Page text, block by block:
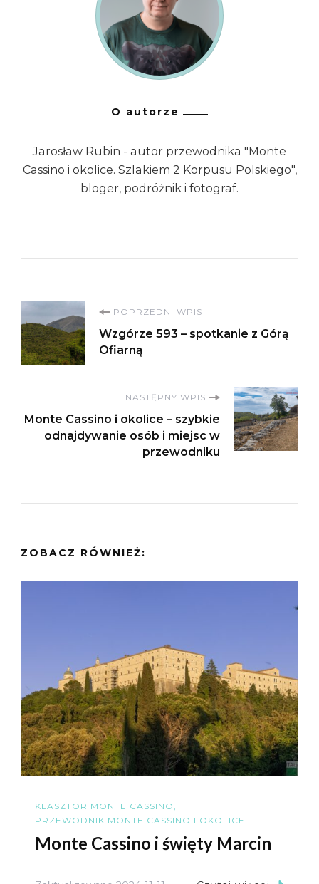
O autorze
Jarosław Rubin - autor przewodnika "Monte
Cassino i okolice. Szlakiem 2 Korpusu Polskiego",
bloger, podróżnik i fotograf.
Nawigacja
wpisu
POPRZEDNI WPIS
Wzgórze 593 – spotkanie z Górą
Ofiarną
NASTĘPNY WPIS
Monte Cassino i okolice – szybkie
odnajdywanie osób i miejsc w
przewodniku
ZOBACZ RÓWNIEŻ:
KLASZTOR MONTE CASSINO
PRZEWODNIK MONTE CASSINO I OKOLICE
Monte Cassino i święty Marcin